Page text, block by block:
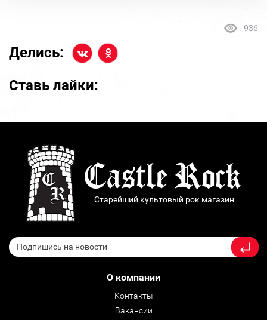
936
Делись:
Ставь лайки:
Старейший культовый рок магазин
О компании
Контакты
Вакансии